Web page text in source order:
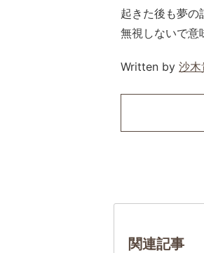
起きた後も夢の
無視しないで意
Written by 沙木
関連記事